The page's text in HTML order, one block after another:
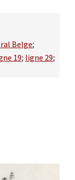
Belge;
19; ligne 29;